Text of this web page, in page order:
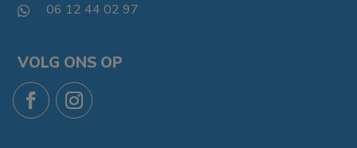
 06 12 44 02 97
VOLG ONS OP